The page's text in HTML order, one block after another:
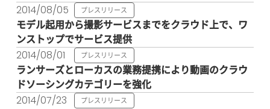
2014/08/05 プレスリリース
モデル起用から撮影サービスまでをクラウド上で、ワ
ンストップでサービス提供
2014/08/01 プレスリリース
ランサーズとローカスの業務提携により動画のクラウ
ドソーシングカテゴリーを強化
2014/07/23 プレスリリース